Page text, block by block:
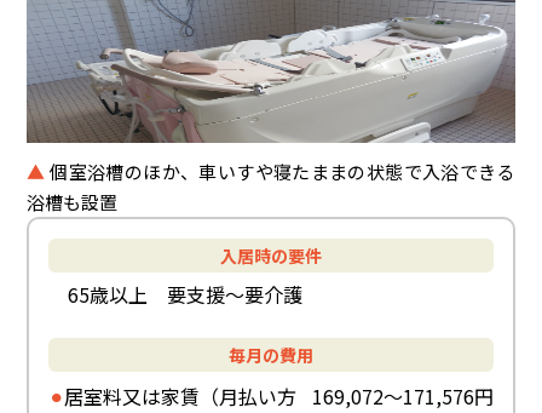
▲ 個室浴槽のほか、車いすや寝たままの状態で入浴できる
浴槽も設置
入居時の要件
65歳以上 要支援〜要介護
毎月の費用
居室料又は家賃（月払い方 169,072～171,576円